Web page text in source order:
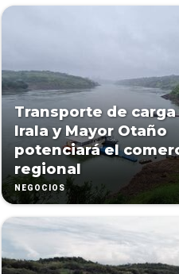
Transporte de
Irala y Mayor Otaño
potenciará el
regional
NEGOCIOS